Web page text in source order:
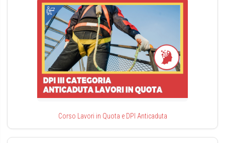
Corso Lavori in Quota e DPI Anticaduta